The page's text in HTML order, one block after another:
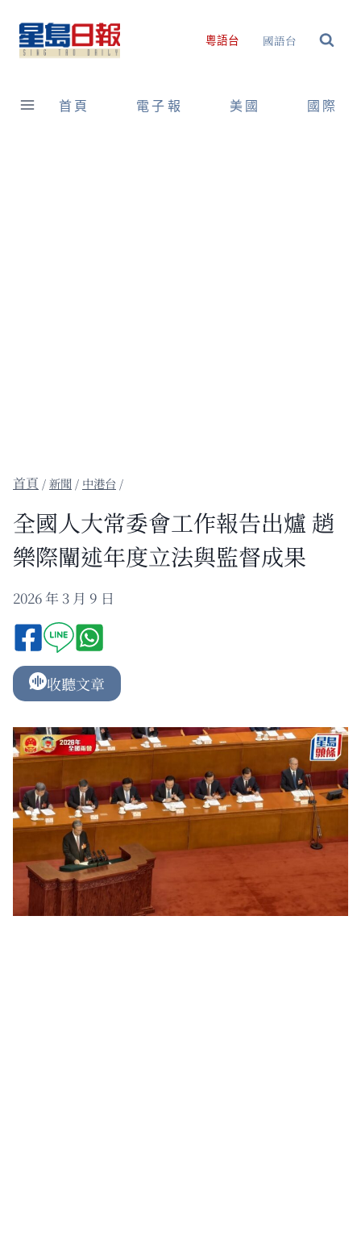
content
粵語台 國語台
首頁 電子報 美國 國際
/新聞 / 中港台 /
全國人大常委會工作報告出爐 趙
樂際闡述年度立法與監督成果
2026 年 3 月 9 日
收聽文章